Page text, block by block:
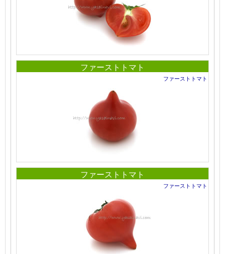
ファーストトマト
ファーストトマト
ファーストトマト
ファーストトマト